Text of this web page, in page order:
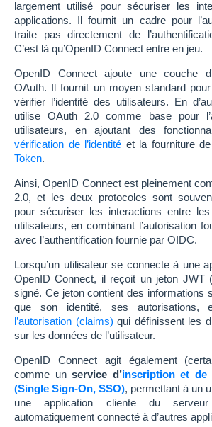
largement utilisé pour sécuriser les
applications. Il fournit un cadre pour
traite pas directement de
C’est là qu’OpenID Connect entre en jeu.
OpenID Connect ajoute une couche
OAuth. Il fournit un moyen standard
vérifier l’identité des utilisateurs. En
utilise OAuth 2.0 comme base pour
utilisateurs, en ajoutant des
vérification de l’identité et la fourniture de
Token.
Ainsi, OpenID Connect est pleinement
2.0, et les deux protocoles sont
pour sécuriser les interactions entre
utilisateurs, en combinant l’autorisation
avec l’authentification fournie par OIDC.
Lorsqu’un utilisateur se connecte à une
OpenID Connect, il reçoit un jeton JWT
signé. Ce jeton contient des informations
que son identité, ses autorisations,
l’autorisation (claims) qui définissent les
sur les données de l’utilisateur.
OpenID Connect agit également
comme unservice d’inscription et de
(Single Sign-On, SSO), permettant à un
une application cliente du serveur
automatiquement connecté à d’autres